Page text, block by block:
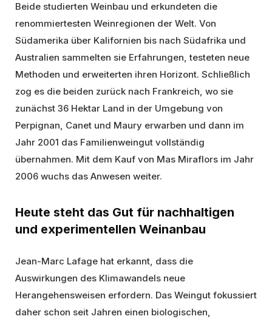
Beide studierten Weinbau und erkundeten die
renommiertesten Weinregionen der Welt. Von
Südamerika über Kalifornien bis nach Südafrika und
Australien sammelten sie Erfahrungen, testeten neue
Methoden und erweiterten ihren Horizont. Schließlich
zog es die beiden zurück nach Frankreich, wo sie
zunächst 36 Hektar Land in der Umgebung von
Perpignan, Canet und Maury erwarben und dann im
Jahr 2001 das Familienweingut vollständig
übernahmen. Mit dem Kauf von Mas Miraflors im Jahr
2006 wuchs das Anwesen weiter.
Heute steht das Gut für nachhaltigen
und experimentellen Weinanbau
Jean-Marc Lafage hat erkannt, dass die
Auswirkungen des Klimawandels neue
Herangehensweisen erfordern. Das Weingut fokussiert
daher schon seit Jahren einen biologischen,